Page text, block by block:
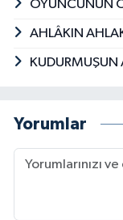
OYUNCUNUN
AHLÂKIN
KUDURMUŞUN
Yorumlar